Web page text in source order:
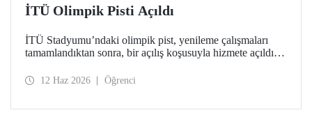
İTÜ Olimpik Pisti Açıldı
İTÜ Stadyumu’ndaki olimpik pist, yenileme çalışmaları
tamamlandıktan sonra, bir açılış koşusuyla hizmete açıldı.
Class 2 sertifikalı atletizm tesisinin açılışında İTÜ ailesi bir
12 Haz 2026 Öğrenci